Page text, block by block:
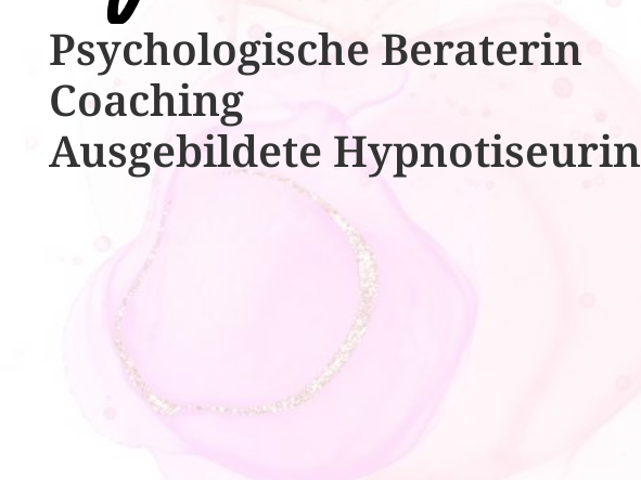
Psychologische ​​Beraterin
Coaching
Ausgebildete​ ​Hypnotiseurin